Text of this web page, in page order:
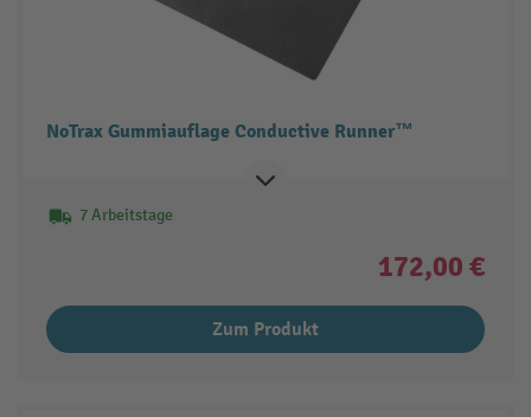
NoTrax Gummiauflage Conductive Runner™
7 Arbeitstage
172,00 €
Zum Produkt